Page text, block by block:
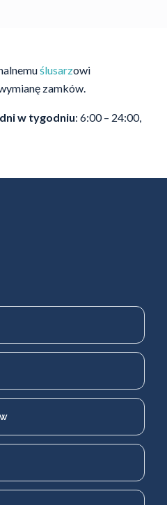
ślusarzowi
zamków.
w tygodniu: 6:00 – 24:00,